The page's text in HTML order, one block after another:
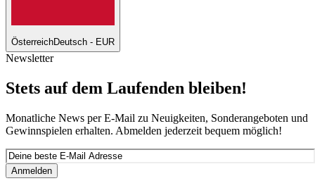
ÖsterreichDeutsch - EUR
Newsletter
Stets auf dem Laufenden bleiben!
Monatliche News per E-Mail zu Neuigkeiten, Sonderangeboten und
Gewinnspielen erhalten. Abmelden jederzeit bequem möglich!
Anmelden